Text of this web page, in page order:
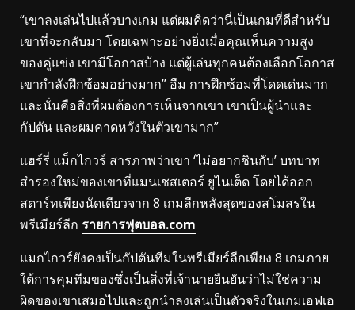
“เขาลงเล่นไปแล้วบางเกม แต่ผมคิดว่านี่เป็นเกมที่ดีสำหรับ
เขาที่จะกลับมา โดยเฉพาะอย่างยิ่งเมื่อคุณเห็นความสูง
ของคู่แข่ง เขามีโอกาสบ้าง แต่ผู้เล่นทุกคนต้องเลือกโอกาส
เขากำลังฝึกซ้อมอย่างมาก” อืม การฝึกซ้อมที่โดดเด่นมาก
และนั่นคือสิ่งที่ผมต้องการเห็นจากเขา เขาเป็นผู้นำและ
กัปตัน และผมคาดหวังในตัวเขามาก”
แฮร์รี่ แม็กไกวร์ สารภาพว่าเขา ‘ไม่อยากชินกับ’ บทบาท
สำรองใหม่ของเขาที่แมนเชสเตอร์ ยูไนเต็ด โดยได้ออก
สตาร์ทเพียงนัดเดียวจาก 8 เกมลีกหลังสุดของสโมสรใน
พรีเมียร์ลีก รายการฟุตบอล.com
แมกไกวร์ยังคงเป็นกัปตันทีมในพรีเมียร์ลีกเพียง 8 เกมภาย
ใต้การคุมทีมของซึ่งเป็นสิ่งที่เจ้านายยืนยันว่าไม่ใช่ความ
ผิดของเขาเสมอไปและถูกนำลงเล่นเป็นตัวจริงในเกมเอฟเอ